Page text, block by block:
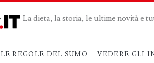
La dieta, la storia, le ultime novità e
LE REGOLE DEL SUMO VEDERE GLI